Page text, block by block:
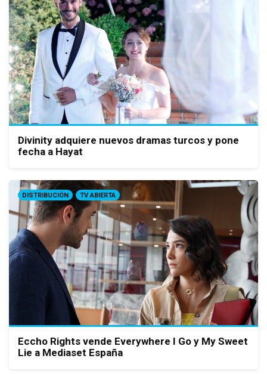
Divinity adquiere nuevos dramas turcos y pone
fecha a Hayat
DISTRIBUCIÓN TV ABIERTA
Eccho Rights vende Everywhere I Go y My Sweet
Lie a Mediaset España